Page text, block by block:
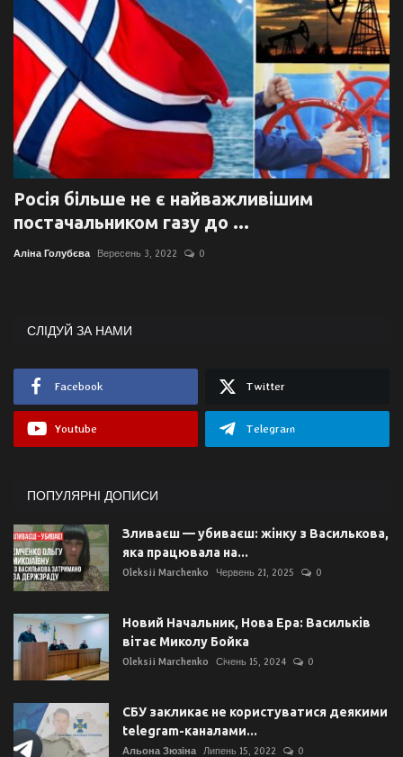
Росія більше не є найважливішим
постачальником газу до ...
Аліна Голубєва Вересень 3, 2022 0
СЛІДУЙ ЗА НАМИ
Facebook Twitter
Youtube Telegram
ПОПУЛЯРНІ ДОПИСИ
Зливаєш — убиваєш: жінку з Василькова,
яка працювала на...
Oleksii Marchenko Червень 21, 2025 0
Новий Начальник, Нова Ера: Васильків
вітає Миколу Бойка
Oleksii Marchenko Січень 15, 2024 0
СБУ закликає не користуватися деякими
telegram-каналами...
Альона Зюзіна Липень 15, 2022 0